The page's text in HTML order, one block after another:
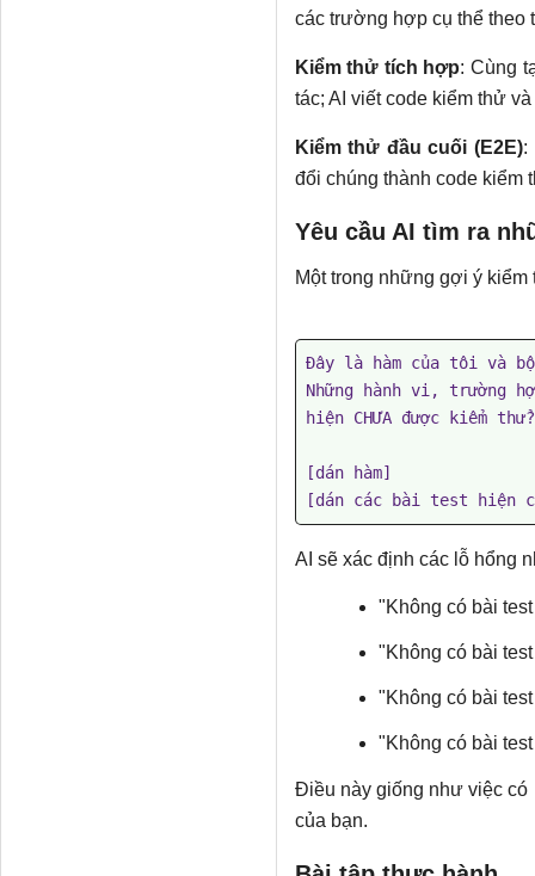
các trường hợp cụ thể theo
Kiểm thử tích hợp: Cùng
tác; AI viết code kiểm thử
Kiểm thử đầu cuối (E2E):
đổi chúng thành code kiểm
Yêu cầu AI tìm ra
Một trong những gợi ý kiểm
Đây là hàm của tôi và
Những hành vi, trường
hiện CHƯA được kiểm thử?
[dán hàm]
[dán các bài test hiện
AI sẽ xác định các lỗ hổng
"Không có bài
"Không có bài
"Không có bài
"Không có bài
Điều này giống như việc có
của bạn.